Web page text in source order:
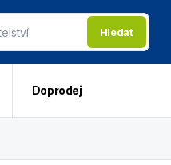
Hledat
Doprodej